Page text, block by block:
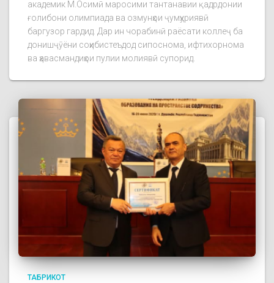
академик М.Осимӣ маросими тантанавии қадрдонии
ғолибони олимпиада ва озмунҳои ҷумҳуриявӣ
баргузор гардид. Дар ин чорабинӣ раёсати коллеҷ ба
донишҷӯёни соҳибистеъдод сипоснома, ифтихорнома
ва ҳавасмандиҳои пулии молиявӣ супорид.
ТАБРИКОТ